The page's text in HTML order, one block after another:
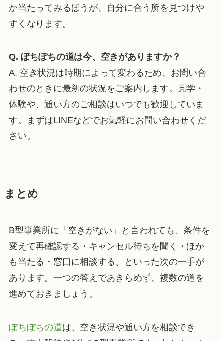
か当たってみるほうが、自分に合う所を見つけや
すくなります。
Q. ぽちぽちの道は今、空きがありますか？
A. 空き状況は時期によって変わるため、お問い合
わせのときに最新の状況をご案内します。見学・
体験や、通い方のご相談はいつでも歓迎していま
す。まずはLINEなどでお気軽にお問い合わせくだ
さい。
まとめ
B型事業所に「空きがない」と言われても、条件を
変えて再確認する・キャンセル待ちを聞く・ほか
も当たる・窓口に相談する、といった次の一手が
あります。一つの答えであきらめず、複数の道を
進めておきましょう。
ぽちぽちの道は、空き状況や通い方を相談でき